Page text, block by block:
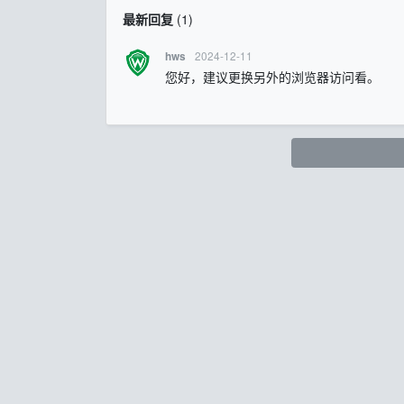
最新回复(1)
hws 2024-12-11
您好，建议更换另外的浏览器访问看。